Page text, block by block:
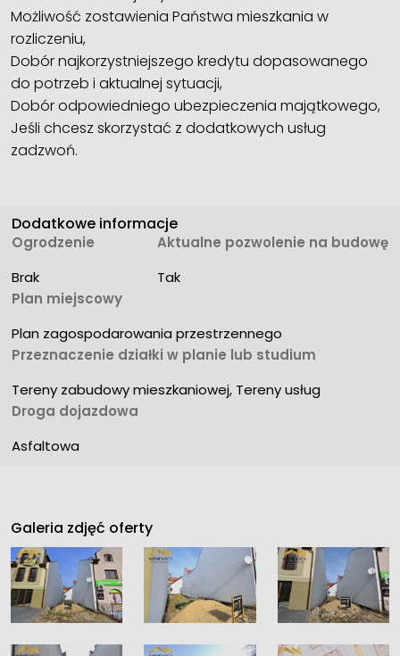
Możliwość zostawienia Państwa mieszkania w
rozliczeniu,
Dobór najkorzystniejszego kredytu dopasowanego
do potrzeb i aktualnej sytuacji,
Dobór odpowiedniego ubezpieczenia majątkowego,
Jeśli chcesz skorzystać z dodatkowych usług
zadzwoń.
Dodatkowe informacje
Ogrodzenie
Brak
Aktualne pozwolenie na budowę
Tak
Plan miejscowy
Plan zagospodarowania przestrzennego
Przeznaczenie działki w planie lub studium
Tereny zabudowy mieszkaniowej, Tereny usług
Droga dojazdowa
Asfaltowa
Galeria zdjęć oferty